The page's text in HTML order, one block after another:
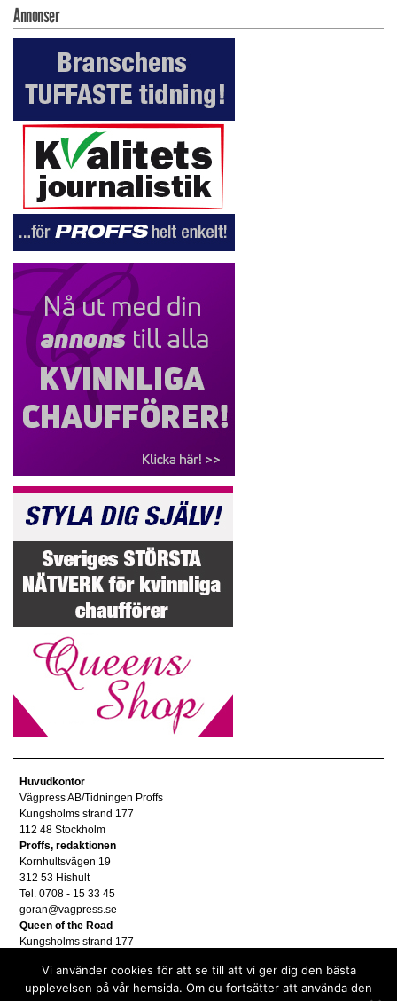
Annonser
Huvudkontor
Vägpress AB/Tidningen Proffs
Kungsholms strand 177
112 48 Stockholm
Proffs, redaktionen
Kornhultsvägen 19
312 53 Hishult
Tel. 0708 - 15 33 45
goran@vagpress.se
Queen of the Road
Kungsholms strand 177
Annonsera
Tel. 08 - 653 83 80
Vi använder cookies för att se till att vi ger dig den bästa
upplevelsen på vår hemsida. Om du fortsätter att använda den